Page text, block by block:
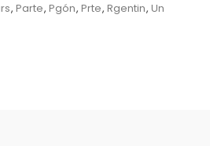
, Parte, Pgón, Prte, Rgentin, Un